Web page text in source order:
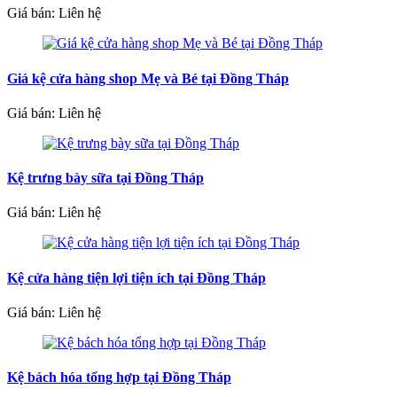
Giá bán: Liên hệ
Giá kệ cửa hàng shop Mẹ và Bé tại Đồng Tháp
Giá bán: Liên hệ
Kệ trưng bày sữa tại Đồng Tháp
Giá bán: Liên hệ
Kệ cửa hàng tiện lợi tiện ích tại Đồng Tháp
Giá bán: Liên hệ
Kệ bách hóa tổng hợp tại Đồng Tháp